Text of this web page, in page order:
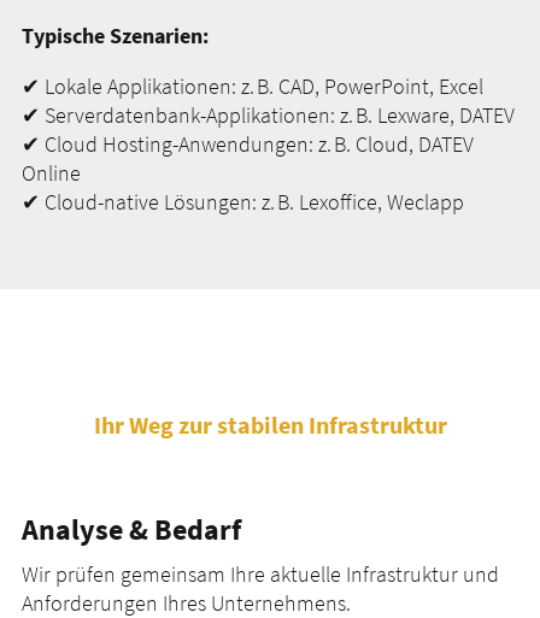
Typische Szenarien:
✔ Lokale Applikationen: z. B. CAD, PowerPoint, Excel
✔ Serverdatenbank-Applikationen: z. B. Lexware, DATEV
✔ Cloud Hosting-Anwendungen: z. B. Cloud, DATEV
Online
✔ Cloud-native Lösungen: z. B. Lexoffice, Weclapp
Ihr Weg zur stabilen Infrastruktur
Analyse & Bedarf
Wir prüfen gemeinsam Ihre aktuelle Infrastruktur und
Anforderungen Ihres Unternehmens.